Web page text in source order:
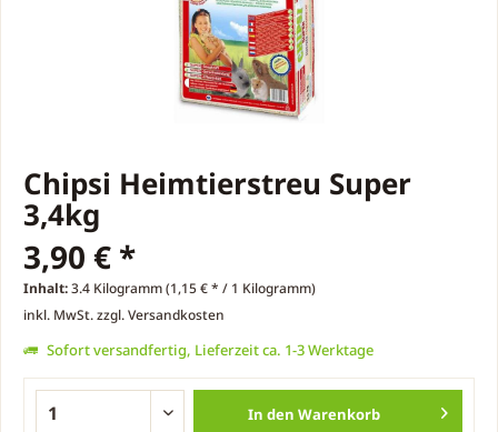
Chipsi Heimtierstreu Super
3,4kg
3,90 € *
Inhalt:3.4 Kilogramm (1,15 € * / 1 Kilogramm)
inkl. MwSt.zzgl. Versandkosten
Sofort versandfertig, Lieferzeit ca. 1-3 Werktage
In den Warenkorb